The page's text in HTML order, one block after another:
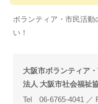
ボランティア・市民活動
い！
大阪市ボランティア
法人 大阪市社会福祉協
Tel 06-6765-4041 ／